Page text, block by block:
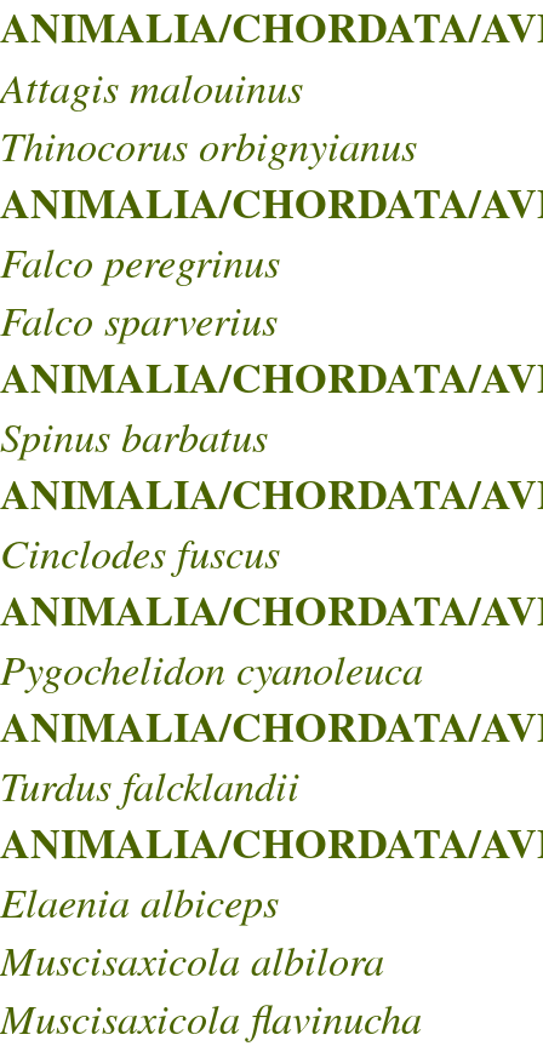
ANIMALIA/CHORDATA/
Attagis malouinus
Thinocorus orbignyianus
ANIMALIA/CHORDATA/
Falco peregrinus
Falco sparverius
ANIMALIA/CHORDATA/
Spinus barbatus
ANIMALIA/CHORDATA/
Cinclodes fuscus
ANIMALIA/CHORDATA/
Pygochelidon cyanoleuca
ANIMALIA/CHORDATA/
Turdus falcklandii
ANIMALIA/CHORDATA/
Elaenia albiceps
Muscisaxicola albilora
Muscisaxicola flavinucha